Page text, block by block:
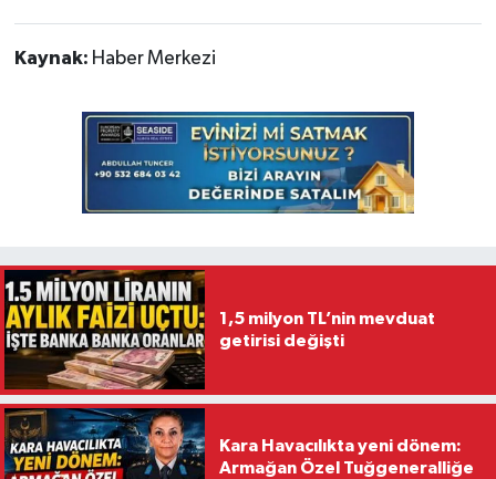
Kaynak: Haber Merkezi
1,5 milyon TL’nin mevduat
getirisi değişti
Kara Havacılıkta yeni dönem:
Armağan Özel Tuğgeneralliğe